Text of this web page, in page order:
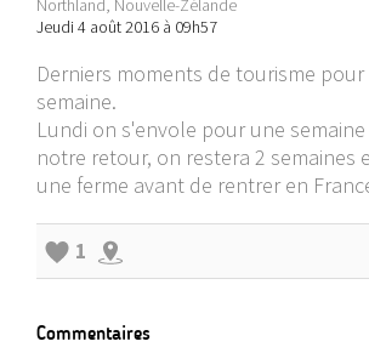
Northland, Nouvelle-Zélande
Jeudi 4 août 2016 à 09h57
Derniers moments de tourisme
semaine.
Lundi on s'envole pour une semaine
notre retour, on restera 2 semaines
une ferme avant de rentrer en
1
Commentaires